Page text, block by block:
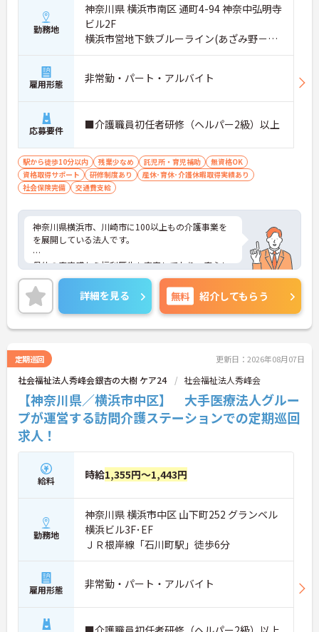
勤務地
神奈川県 横浜市南区 通町4-94 神奈中弘明寺
ビル2F
横浜市営地下鉄ブルーライン(あざみ野－湘
南台)「弘明寺(横浜市営)駅」徒歩2分
雇用形態 非常勤・パート・アルバイト
応募要件 ■介護職員初任者研修（ヘルパー2級）以上
駅から徒歩10分以内 残業少なめ 託児所・育児補助
無資格OK
資格取得サポート
研修制度あり
産休･育休･介護休暇取得実績あり
社会保険完備
交通費支給
神奈川県横浜市、川崎市に100以上もの介護事業を
を展開している法人です。
母体の安定感から福利厚生も充実しており、安心し
て長く働いて頂けます。自分のライフスタイルに合
わせて働いていただけます。
ご興味のある方はお気軽にお問い合わせ下さいま
せ。
詳細を見る 無料 紹介してもらう
定期巡回 更新日：2026年08月07日
社会福祉法人秀峰会銀杏の大樹 ケア24 社会福祉法人秀峰会
【神奈川県／横浜市中区】 大手医療法人グルー
プが運営する訪問介護ステーションでの定期巡回
求人！
給料 時給1,355円～1,443円
勤務地
神奈川県 横浜市中区 山下町252 グランベル
横浜ビル3F･EF
ＪＲ根岸線「石川町駅」徒歩6分
雇用形態 非常勤・パート・アルバイト